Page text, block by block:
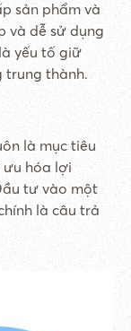
sản phẩm và
và dễ sử dụng
yếu tố giữ
trung thành.
là mục tiêu
ưu hóa lợi
tư vào một
là câu trả